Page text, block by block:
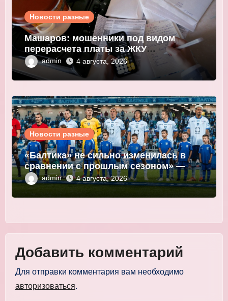
Новости разные
Машаров: мошенники под видом
перерасчета платы за ЖКУ
выманивают персональные данные
admin 4 августа, 2026
Новости разные
«Балтика» не сильно изменилась в
сравнении с прошлым сезоном» —
Морadmin 4 августа, 2026
Добавить комментарий
Для отправки комментария вам необходимо
авторизоваться.